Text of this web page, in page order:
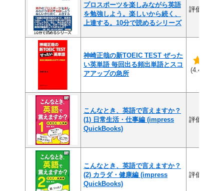
プロスポーツを楽しみながら英語
を勉強しよう。楽しいから続く、
上達する。10分で読めるシリーズ
評価なし
神崎正哉の新TOEIC TEST ぜった
い英単語 毎回出る頻出単語とスコ
アアップの急所
(4.4/5)
こんなとき、英語で言えますか？
(1) 日常生活・仕事編 (impress
QuickBooks)
評価なし
こんなとき、英語で言えますか？
(2) カラダ・健康編 (impress
QuickBooks)
評価なし